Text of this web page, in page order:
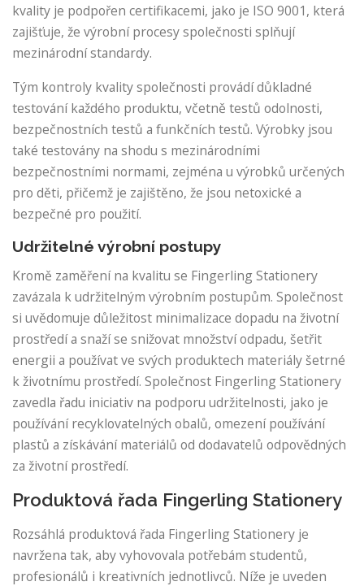
kvality je podpořen certifikacemi, jako je ISO 9001, která
zajišťuje, že výrobní procesy společnosti splňují
mezinárodní standardy.
Tým kontroly kvality společnosti provádí důkladné
testování každého produktu, včetně testů odolnosti,
bezpečnostních testů a funkčních testů. Výrobky jsou
také testovány na shodu s mezinárodními
bezpečnostními normami, zejména u výrobků určených
pro děti, přičemž je zajištěno, že jsou netoxické a
bezpečné pro použití.
Udržitelné výrobní postupy
Kromě zaměření na kvalitu se Fingerling Stationery
zavázala k udržitelným výrobním postupům. Společnost
si uvědomuje důležitost minimalizace dopadu na životní
prostředí a snaží se snižovat množství odpadu, šetřit
energii a používat ve svých produktech materiály šetrné
k životnímu prostředí. Společnost Fingerling Stationery
zavedla řadu iniciativ na podporu udržitelnosti, jako je
používání recyklovatelných obalů, omezení používání
plastů a získávání materiálů od dodavatelů odpovědných
za životní prostředí.
Produktová řada Fingerling Stationery
Rozsáhlá produktová řada Fingerling Stationery je
navržena tak, aby vyhovovala potřebám studentů,
profesionálů i kreativních jednotlivců. Níže je uveden